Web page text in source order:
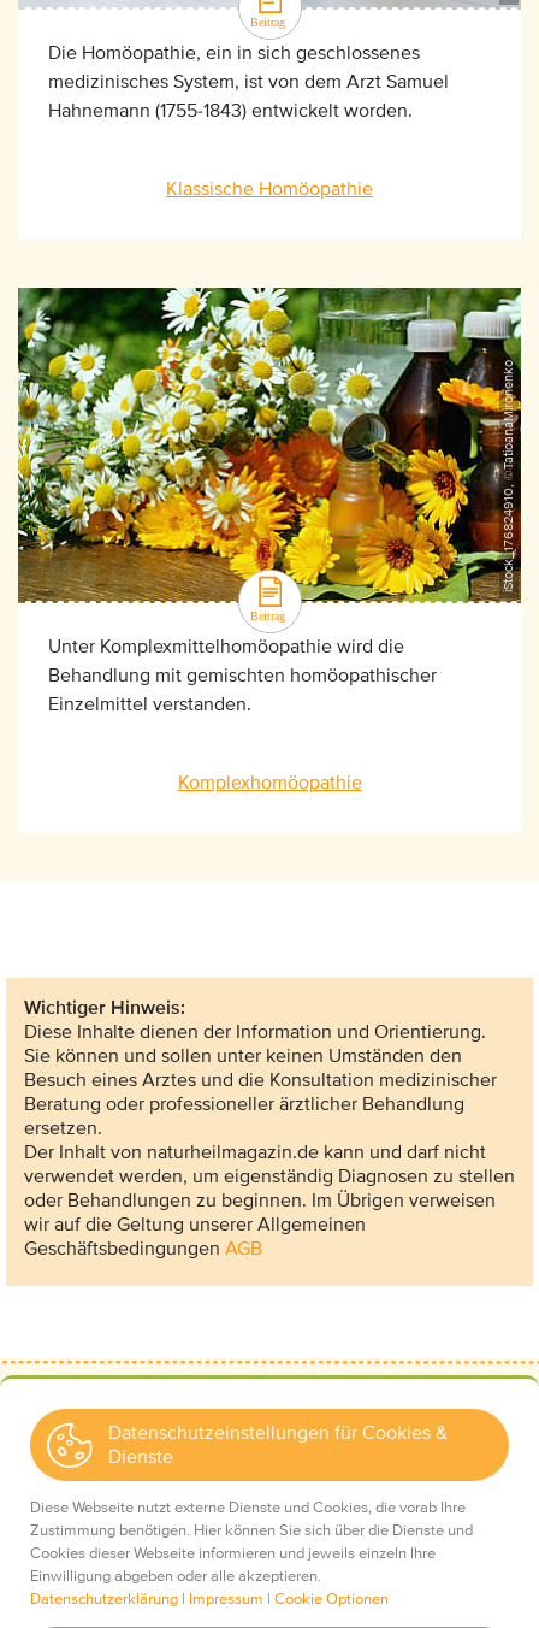
Die Homöopathie, ein in sich geschlossenes
medizinisches System, ist von dem Arzt Samuel
Hahnemann (1755-1843) entwickelt worden.
Klassische Homöopathie
iStock_176824910, ©TatioanaMironenko
Unter Komplexmittelhomöopathie wird die
Behandlung mit gemischten homöopathischer
Einzelmittel verstanden.
Komplexhomöopathie
Wichtiger Hinweis:
Diese Inhalte dienen der Information und Orientierung.
Sie können und sollen unter keinen Umständen den
Besuch eines Arztes und die Konsultation medizinischer
Beratung oder professioneller ärztlicher Behandlung
ersetzen.
Der Inhalt von naturheilmagazin.de kann und darf nicht
verwendet werden, um eigenständig Diagnosen zu stellen
oder Behandlungen zu beginnen. Im Übrigen verweisen
wir auf die Geltung unserer Allgemeinen
Geschäftsbedingungen AGB
Mediadaten
Impressum
Datenschutzeinstellungen für Cookies &
Dienste
Diese Webseite nutzt externe Dienste und Cookies, die vorab Ihre
Zustimmung benötigen. Hier können Sie sich über die Dienste und
Cookies dieser Webseite informieren und jeweils einzeln Ihre
Einwilligung abgeben oder alle akzeptieren.
Datenschutzerklärung | Impressum | Cookie Optionen